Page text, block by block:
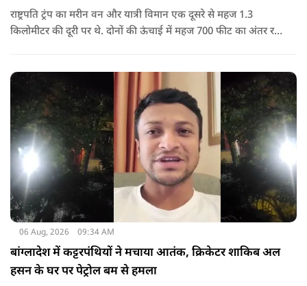
राष्ट्रपति ट्रंप का मरीन वन और यात्री विमान एक दूसरे से महज 1.3
किलोमीटर की दूरी पर थे. दोनों की ऊंचाई में महज 700 फीट का अंतर रह
06 Aug, 2026 09:34 AM
बांग्लादेश में कट्टरपंथियों ने मचाया आतंक, क्रिकेटर शाकिब अल
हसन के घर पर पेट्रोल बम से हमला